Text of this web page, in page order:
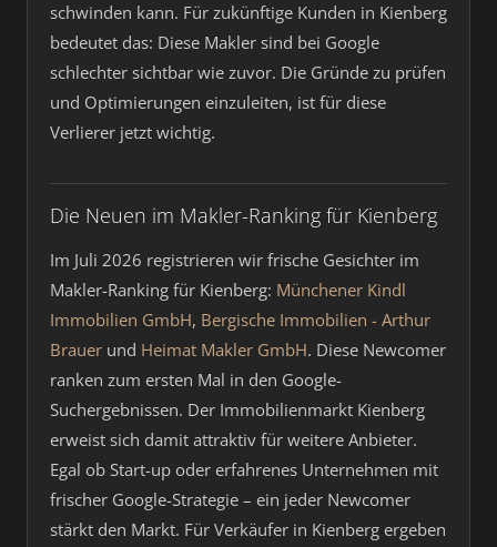
schwinden kann. Für zukünftige Kunden in Kienberg
bedeutet das: Diese Makler sind bei Google
schlechter sichtbar wie zuvor. Die Gründe zu prüfen
und Optimierungen einzuleiten, ist für diese
Verlierer jetzt wichtig.
Die Neuen im Makler-Ranking für Kienberg
Im Juli 2026 registrieren wir frische Gesichter im
Makler-Ranking für Kienberg: Münchener Kindl
Immobilien GmbH, Bergische Immobilien - Arthur
Brauer und Heimat Makler GmbH. Diese Newcomer
ranken zum ersten Mal in den Google-
Suchergebnissen. Der Immobilienmarkt Kienberg
erweist sich damit attraktiv für weitere Anbieter.
Egal ob Start-up oder erfahrenes Unternehmen mit
frischer Google-Strategie – ein jeder Newcomer
stärkt den Markt. Für Verkäufer in Kienberg ergeben